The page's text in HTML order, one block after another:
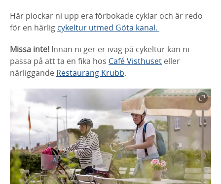
Här plockar ni upp era förbokade cyklar och är redo
för en härlig cykeltur utmed Göta kanal.
Missa inte! Innan ni ger er iväg på cykeltur kan ni
passa på att ta en fika hos Café Visthuset eller
närliggande Restaurang Krubb.